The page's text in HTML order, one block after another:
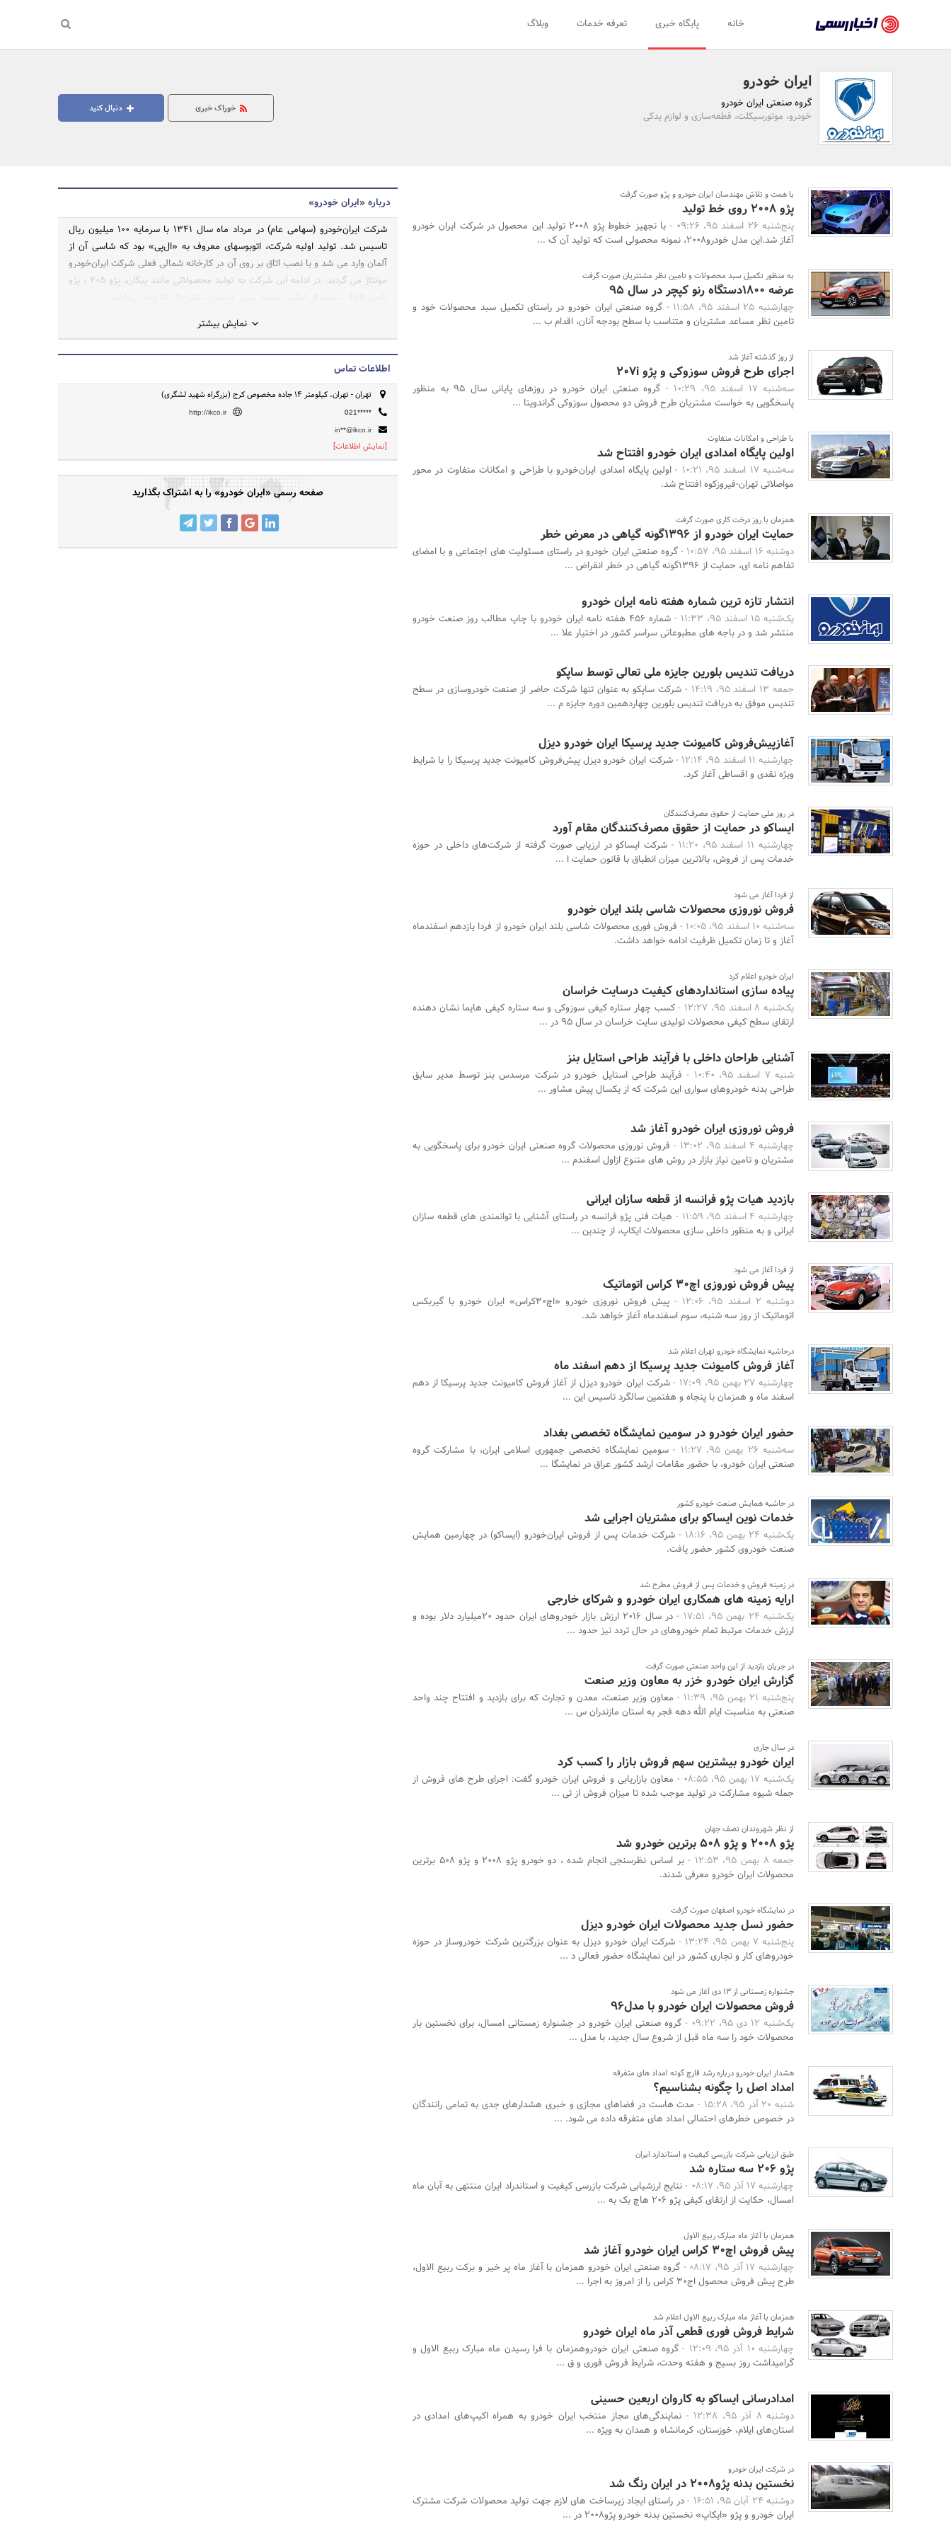
رسمی
-
اخبار
تایید
سازمان‌ها
و
روابط
عمومی‌ها
خانه پایگاه خبری تعرفه خدمات وبلاگ
ایران خودرو
گروه صنعتی ایران خودرو
خودرو، موتورسیکلت، قطعه‌سازی و لوازم یدکی
دنبال کنید خوراک خبری
با همت و تلاش مهندسان ایران خودرو و پژو صورت گرفت
پژو 2008 روی خط تولید
پنج‌شنبه 26 اسفند 95، 09:26 -
با تجهیز خطوط پژو 2008 تولید این محصول در شرکت ایران خودرو
آغاز شد.این مدل خودرو2008، نمونه محصولی است که تولید آن ک ...
به منظور تکمیل سبد محصولات و تامین نظر مشتتریان صورت گرفت
عرضه 1800دستگاه رنو کپچر در سال 95
چهارشنبه 25 اسفند 95، 11:58 -
گروه صنعتی ایران خودرو در راستای تکمیل سبد محصولات خود و
تامین نظر مساعد مشتریان و متناسب با سطح بودجه آنان، اقدام ب ...
از روز گذشته آغاز شد
اجرای طرح فروش سوزوکی و پژو 207i
سه‌شنبه 17 اسفند 95، 10:29 -
گروه صنعتی ایران خودرو در روزهای پایانی سال 95 به منظور
پاسخگویی به خواست مشتریان طرح فروش دو محصول سوزوکی گراندویتا ...
با طراحی و امکانات متفاوت
اولین پایگاه امدادی ایران خودرو افتتاح شد
سه‌شنبه 17 اسفند 95، 10:21 -
اولین پایگاه امدادی ایران‌خودرو با طراحی و امکانات متفاوت در محور
مواصلاتی تهران-فیروزکوه افتتاح شد.
همزمان با روز درخت کاری صورت گرفت
حمایت ایران خودرو از 1396گونه گیاهی در معرض خطر
دوشنبه 16 اسفند 95، 10:57 -
گروه صنعتی ایران خودرو در راستای مسئولیت های اجتماعی و با امضای
تفاهم نامه ای، حمایت از 1396گونه گیاهی در خطر انقراض ...
انتشار تازه ترین شماره هفته نامه ایران خودرو
یک‌شنبه 15 اسفند 95، 11:33 -
شماره 456 هفته نامه ایران خودرو با چاپ مطالب روز صنعت خودرو
منتشر شد و در باجه های مطبوعاتی سراسر کشور در اختیار علا ...
دریافت تندیس بلورین جایزه ملی تعالی توسط ساپکو
جمعه 13 اسفند 95، 14:19 -
شرکت ساپکو به عنوان تنها شرکت حاضر از صنعت خودروسازی در سطح
تندیس موفق به دریافت تندیس بلورین چهاردهمین دوره جایزه م ...
آغازپیش‌فروش کامیونت جدید پرسیکا ایران خودرو دیزل
چهارشنبه 11 اسفند 95، 12:14 -
شرکت ایران خودرو دیزل پیش‌فروش کامیونت جدید پرسیکا را با شرایط
ویژه نقدی و اقساطی آغاز کرد.
در روز ملی حمایت از حقوق مصرف‌کنندگان
ایساکو در حمایت از حقوق مصرف‌کنندگان مقام آورد
چهارشنبه 11 اسفند 95، 11:20 -
شرکت ایساکو در ارزیابی صورت گرفته از شرکت‌های داخلی در حوزه
خدمات پس از فروش، بالاترین میزان انطباق با قانون حمایت ا ...
از فردا آغاز می شود
فروش نوروزی محصولات شاسی بلند ایران خودرو
سه‌شنبه 10 اسفند 95، 10:05 -
فروش فوری محصولات شاسی بلند ایران خودرو از فردا یازدهم اسفندماه
آغاز و تا زمان تکمیل ظرفیت ادامه خواهد داشت.
ایران خودرو اعلام کرد
پیاده سازی استانداردهای کیفیت درسایت خراسان
یک‌شنبه 8 اسفند 95، 12:27 -
کسب چهار ستاره کیفی سوزوکی و سه ستاره کیفی هایما نشان دهنده
ارتقای سطح کیفی محصولات تولیدی سایت خراسان در سال 95 در ...
آشنایی طراحان داخلی با فرآیند طراحی استایل بنز
شنبه 7 اسفند 95، 10:40 -
فرآیند طراحی استایل خودرو در شرکت مرسدس بنز توسط مدیر سابق
طراحی بدنه خودروهای سواری این شرکت که از یکسال پیش مشاور ...
فروش نوروزی ایران خودرو آغاز شد
چهارشنبه 4 اسفند 95، 13:02 -
فروش نوروزی محصولات گروه صنعتی ایران خودرو برای پاسخگویی به
مشتریان و تامین نیاز بازار در روش های متنوع ازاول اسفندم ...
بازدید هیات پژو فرانسه از قطعه سازان ایرانی
چهارشنبه 4 اسفند 95، 11:59 -
هیات فنی پژو فرانسه در راستای آشنایی با توانمندی های قطعه سازان
ایرانی و به منظور داخلی سازی محصولات ایکاپ، از چندین ...
از فردا آغاز می شود
پیش فروش نوروزی اچ30 کراس اتوماتیک
دوشنبه 2 اسفند 95، 12:06 -
پیش فروش نوروزی خودرو «اچ30کراس» ایران خودرو با گیربکس
اتوماتیک از روز سه شنبه، سوم اسفندماه آغاز خواهد شد.
درحاشیه نمایشگاه خودرو تهران اعلام شد
آغاز فروش کامیونت جدید پرسیکا از دهم اسفند ماه
چهارشنبه 27 بهمن 95، 17:09 -
شرکت ایران خودرو دیزل از آغاز فروش کامیونت جدید پرسیکا از دهم
اسفند ماه و همزمان با پنجاه و هفتمین سالگرد تاسیس این ...
حضور ایران خودرو در سومین نمایشگاه تخصصی بغداد
سه‌شنبه 26 بهمن 95، 11:27 -
سومین نمایشگاه تخصصی جمهوری اسلامی ایران، با مشارکت گروه
صنعتی ایران خودرو، با حضور مقامات ارشد کشور عراق در نمایشگا ...
در حاشیه همایش صنعت خودرو کشور
خدمات نوین ایساکو برای مشتریان اجرایی شد
یک‌شنبه 24 بهمن 95، 18:16 -
شرکت خدمات پس از فروش ایران‌خودرو (ایساکو) در چهارمین همایش
صنعت خودروی کشور حضور یافت.
در زمینه فروش و خدمات پس از فروش مطرح شد
ارایه زمینه های همکاری ایران خودرو و شرکای خارجی
یک‌شنبه 24 بهمن 95، 17:51 -
در سال 2016 ارزش بازار خودروهای ایران حدود 20میلیارد دلار بوده و
ارزش خدمات مرتبط تمام خودروهای در حال تردد نیز حدود ...
در جریان بازدید از این واحد صنعتی صورت گرفت
گزارش ایران خودرو خزر به معاون وزیر صنعت
پنج‌شنبه 21 بهمن 95، 11:39 -
معاون وزیر صنعت، معدن و تجارت که برای بازدید و افتتاح چند واحد
صنعتی به مناسبت ایام الله دهه فجر به استان مازندران س ...
در سال جاری
ایران خودرو بیشترین سهم فروش بازار را کسب کرد
یک‌شنبه 17 بهمن 95، 08:55 -
معاون بازاریابی و فروش ایران خودرو گفت: اجرای طرح های فروش از
جمله شیوه مشارکت در تولید موجب شده تا میزان فروش از تی ...
از نظر شهروندان نصف جهان
پژو 2008 و پژو 508 برترین خودرو شد
جمعه 8 بهمن 95، 12:53 -
بر اساس نظرسنجی انجام شده ، دو خودرو پژو ۲۰۰۸ و پژو 508 برترین
محصولات ایران خودرو معرفی شدند.
در نمایشگاه خودرو اصفهان صورت گرفت
حضور نسل جدید محصولات ایران خودرو دیزل
پنج‌شنبه 7 بهمن 95، 13:24 -
شرکت ایران خودرو دیزل به عنوان بزرگترین شرکت خودروساز در حوزه
خودروهای کار و تجاری کشور در این نمایشگاه حضور فعالی د ...
جشنواره زمستانی از 13 دی آغاز می شود
فروش محصولات ایران خودرو با مدل96
یک‌شنبه 12 دی 95، 09:22 -
گروه صنعتی ایران خودرو در جشنواره زمستانی امسال، برای نخستین بار
محصولات خود را سه ماه قبل از شروع سال جدید، با مدل ...
هشدار ایران خودرو درباره رشد قارچ گونه امداد های متفرقه
امداد اصل را چگونه بشناسیم؟
شنبه 20 آذر 95، 15:28 -
مدت هاست در فضاهای مجازی و خبری هشدارهای جدی به تمامی رانندگان
در خصوص خطرهای احتمالی امداد های متفرقه داده می شود. ...
طبق ارزیابی شرکت بازرسی کیفیت و استاندارد ایران
پژو 206 سه ستاره شد
چهارشنبه 17 آذر 95، 08:17 -
نتایج ارزشیابی شرکت بازرسی کیفیت و استاندراد ایران منتتهی به آبان ماه
امسال، حکایت از ارتقای کیفی پژو 206 هاچ بک به ...
همزمان با آغاز ماه مبارک ربیع الاول
پیش فروش اچ30 کراس ایران خودرو آغاز شد
چهارشنبه 17 آذر 95، 08:17 -
گروه صنعتی ایران خودرو همزمان با آغاز ماه پر خیر و برکت ربیع الاول،
طرح پیش فروش محصول اج30 کراس را از امروز به اجرا ...
همزمان با آغاز ماه مبارک ربیع الاول اعلام شد
شرایط فروش فوری قطعی آذر ماه ایران خودرو
چهارشنبه 10 آذر 95، 12:09 -
گروه صنعتی ایران خودروهمزمان با فرا رسیدن ماه مبارک ربیع الاول و
گرامیداشت روز بسیج و هفته وحدت، شرایط فروش فوری و ق ...
امدادرسانی ایساکو به کاروان اربعین حسینی
دوشنبه 8 آذر 95، 12:38 -
نمایندگی‌های مجاز منتخب ایران‌ خودرو به همراه اکیپ‌های امدادی در
استان‌های ایلام، خوزستان، کرمانشاه و همدان به ویژه ...
در شرکت ایران خودرو
نخستین بدنه پژو2008 در ایران رنگ شد
دوشنبه 24 آبان 95، 16:51 -
در راستای ایجاد زیرساخت های لازم جهت تولید محصولات شرکت مشترک
ایران خودرو و پژو «ایکاپ» نخستین بدنه خودرو پژو2008 در ...
درباره «ایران خودرو»
شرکت ایران‌خودرو (سهامی عام) در مرداد ماه سال 1341 با سرمایه 100 میلیون ریال
تاسیس شد. تولید اولیه شرکت، اتوبوسهای معروف به «ال‌پی» بود که شاسی آن از
آلمان وارد می شد و با نصب اتاق بر روی آن در کارخانه شمالی فعلی شرکت ایران‌خودرو
مونتاژ می گردید. در ادامه این شرکت به تولید محصولاتی مانند پیکان، پژو 405 ، پژو
نمایش بیشتر
اطلاعات تماس
تهران - تهران، کیلومتر 14 جاده مخصوص کرج (بزرگراه شهید لشگری)
021*****
http://ikco.ir
in**@ikco.ir
[نمایش اطلاعات]
صفحه رسمی «ایران خودرو» را به اشتراک بگذارید